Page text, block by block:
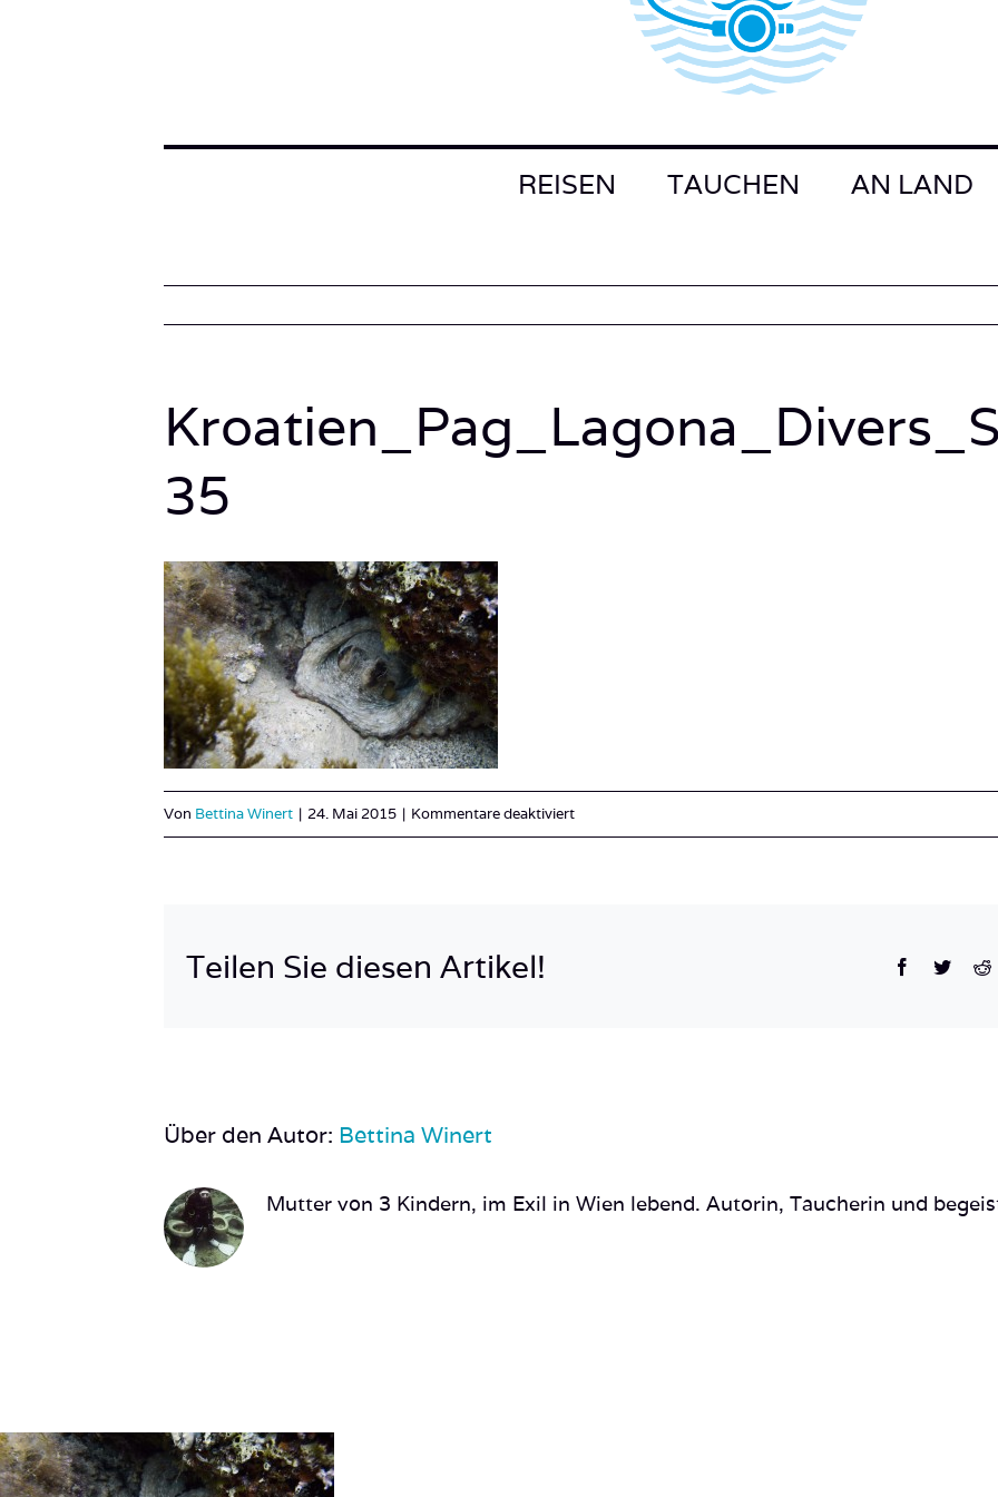
REISEN TAUCHEN AN LAND
35
Von Bettina Winert | 24. Mai 2015 | Kommentare deaktiviertfür
Teilen Sie diesen Artikel! Facebook
Twitter
Über den Autor: Bettina Winert
Mutter von 3 Kindern, im Exil in Wien lebend. Autorin, Taucherin und